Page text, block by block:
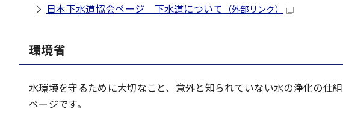
日本下水道協会ページ 下水道について
（外部リンク）
環境省
水環境を守るために大切なこと、意外と知られていない水の浄化の仕
ページです。